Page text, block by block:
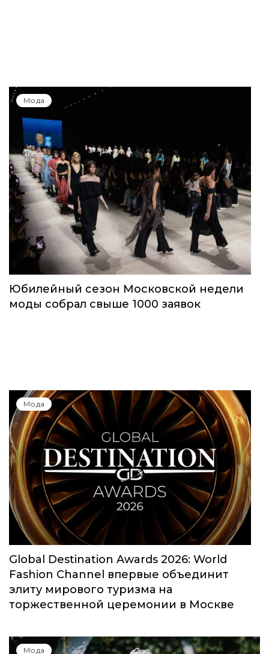
Мода
Юбилейный сезон Московской недели
моды собрал свыше 1000 заявок
Мода
Global Destination Awards 2026: World
Fashion Channel впервые объединит
элиту мирового туризма на
торжественной церемонии в Москве
Мода